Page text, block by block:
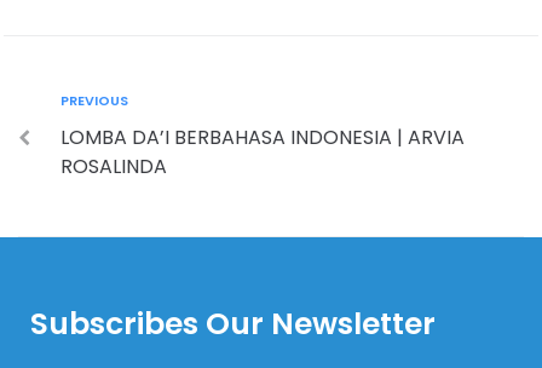
PREVIOUS
LOMBA DA’I BERBAHASA INDONESIA | ARVIA
ROSALINDA
Subscribes Our Newsletter